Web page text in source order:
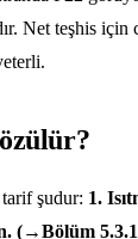
Net teşhis
şudur: 1.
(→Bölüm